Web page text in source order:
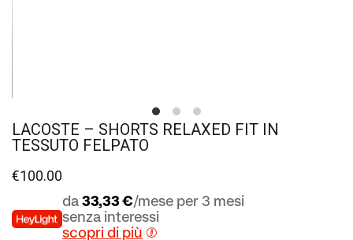
LACOSTE – SHORTS RELAXED FIT IN
TESSUTO FELPATO
€100.00
da 33,33 €/mese per 3 mesi
senza interessi
scopri di più